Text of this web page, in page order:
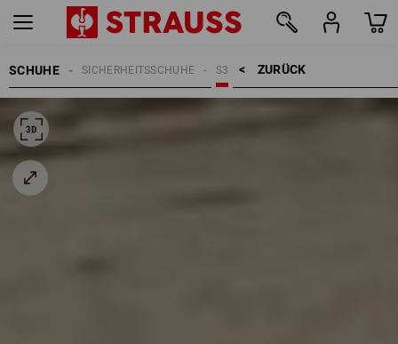
SCHUHE ZURÜCK    >
S3
SICHERHEITSSCHUHE